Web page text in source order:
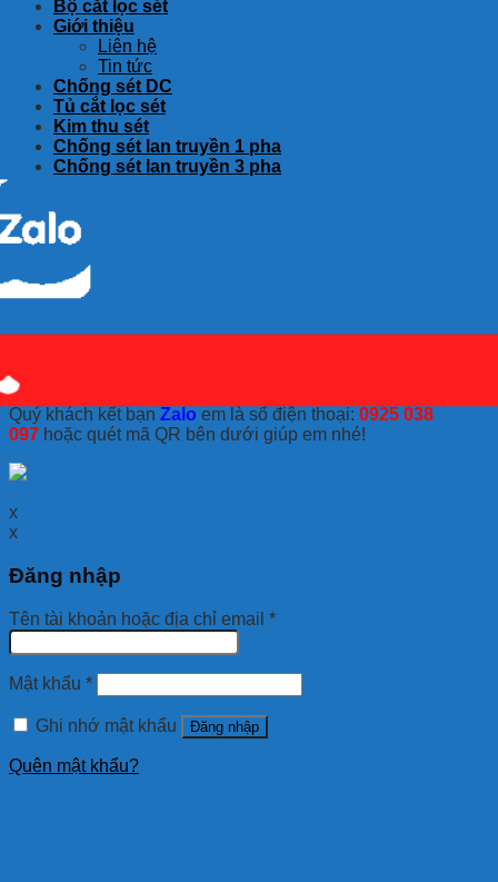
Bộ cắt lọc sét
Giới thiệu
Liên hệ
Tin tức
Chống sét DC
Tủ cắt lọc sét
Kim thu sét
Chống sét lan truyền 1 pha
Chống sét lan truyền 3 pha
Quý khách kết bạn Zalo em là số điện thoại: 0925 038
097 hoặc quét mã QR bên dưới giúp em nhé!
x
x
Đăng nhập
Tên tài khoản hoặc địa chỉ email *
Mật khẩu *
Ghi nhớ mật khẩu Đăng nhập
Quên mật khẩu?